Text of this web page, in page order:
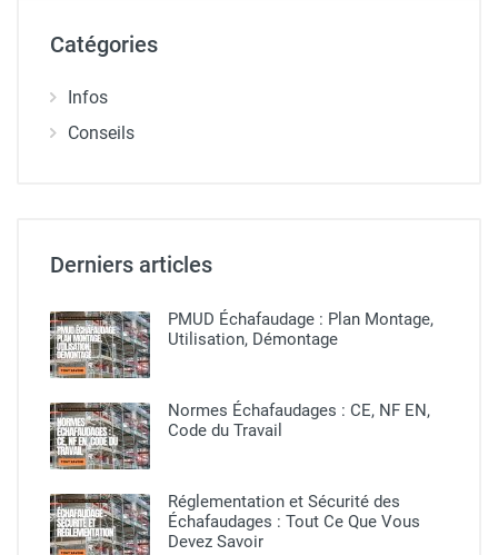
Catégories
Infos
Conseils
Derniers articles
PMUD Échafaudage : Plan Montage,
Utilisation, Démontage
Normes Échafaudages : CE, NF EN,
Code du Travail
Réglementation et Sécurité des
Échafaudages : Tout Ce Que Vous
Devez Savoir